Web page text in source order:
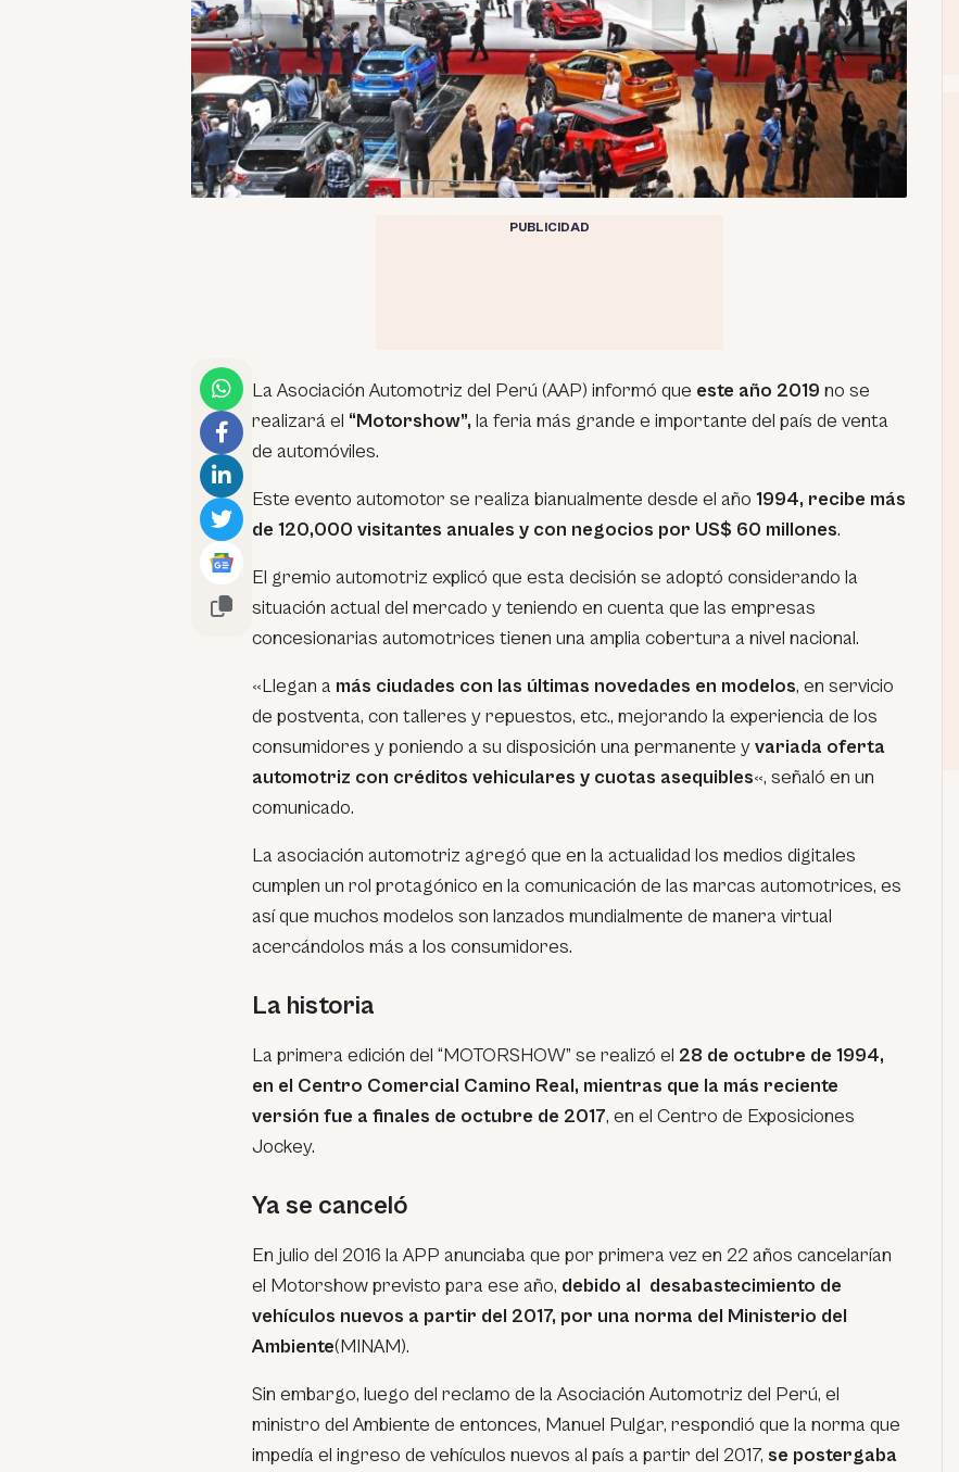
PUBLICIDAD
La Asociación Automotriz del Perú (AAP) informó que este año 2019 no se
realizará el “Motorshow”, la feria más grande e importante del país de venta
de automóviles.
Este evento automotor se realiza bianualmente desde el año 1994, recibe más
de 120,000 visitantes anuales y con negocios por US$ 60 millones.
El gremio automotriz explicó que esta decisión se adoptó considerando la
situación actual del mercado y teniendo en cuenta que las empresas
concesionarias automotrices tienen una amplia cobertura a nivel nacional.
«Llegan a más ciudades con las últimas novedades en modelos, en servicio
de postventa, con talleres y repuestos, etc., mejorando la experiencia de los
consumidores y poniendo a su disposición una permanente yvariada oferta
automotriz con créditos vehiculares y cuotas asequibles«, señaló en un
comunicado.
La asociación automotriz agregó que en la actualidad los medios digitales
cumplen un rol protagónico en la comunicación de las marcas automotrices, es
así que muchos modelos son lanzados mundialmente de manera virtual
acercándolos más a los consumidores.
La historia
La primera edición del “MOTORSHOW” se realizó el 28 de octubre de 1994,
en el Centro Comercial Camino Real, mientras que la más reciente
versión fue a finales de octubre de 2017, en el Centro de Exposiciones
Jockey.
Ya se canceló
En julio del 2016 la APP anunciaba que por primera vez en 22 años cancelarían
el Motorshow previsto para ese año, debido al desabastecimiento de
vehículos nuevos a partir del 2017, por una norma del Ministerio del
Ambiente(MINAM).
Sin embargo, luego del reclamo de la Asociación Automotriz del Perú, el
ministro del Ambiente de entonces, Manuel Pulgar, respondió que la norma que
impedía el ingreso de vehículos nuevos al país a partir del 2017, se postergaba